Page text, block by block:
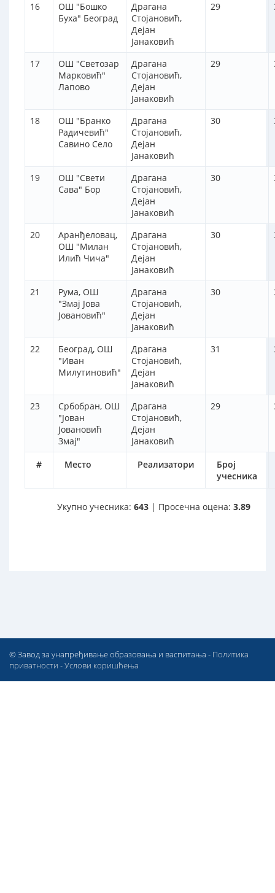
# Место Реализатори
Број
учесника
16
ОШ "Бошко
Буха" Београд
Драгана
Стојановић,
Дејан
Јанаковић
29
17
ОШ "Светозар
Марковић"
Лапово
Драгана
Стојановић,
Дејан
Јанаковић
29
18
ОШ "Бранко
Радичевић"
Савино Село
Драгана
Стојановић,
Дејан
Јанаковић
30
19
ОШ "Свети
Сава" Бор
Драгана
Стојановић,
Дејан
Јанаковић
30
20
Аранђеловац,
ОШ "Милан
Илић Чича"
Драгана
Стојановић,
Дејан
Јанаковић
30
21
Рума, ОШ
"Змај Јова
Јовановић"
Драгана
Стојановић,
Дејан
Јанаковић
30
22
Београд, ОШ
"Иван
Милутиновић"
Драгана
Стојановић,
Дејан
Јанаковић
31
23
Србобран, ОШ
"Јован
Јовановић
Змај"
Драгана
Стојановић,
Дејан
Јанаковић
29
Укупно учесника: 643 | Просечна оцена: 3.89
© Завод за унапређивање образовања и васпитања - Политика
приватности -Услови коришћења